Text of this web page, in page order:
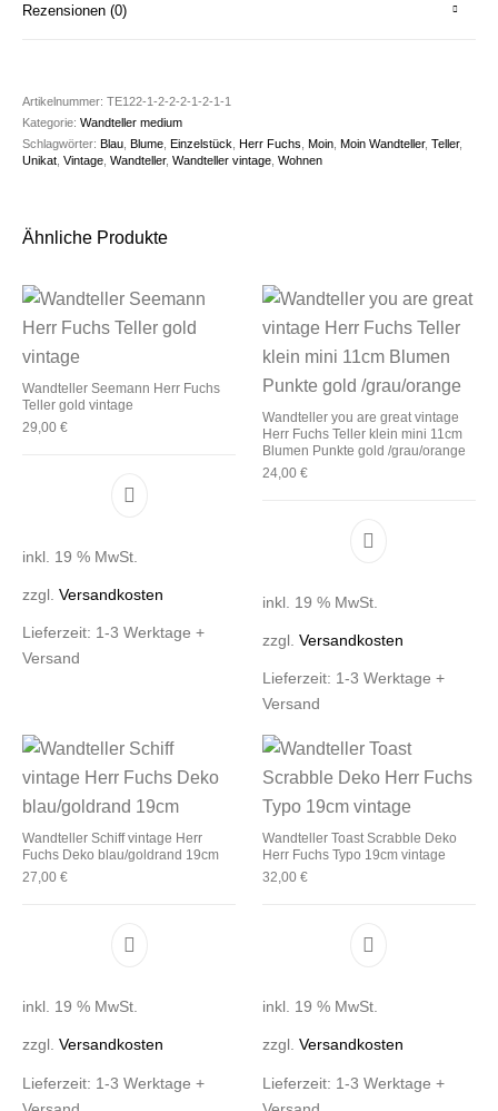
Rezensionen (0)
Artikelnummer:TE122-1-2-2-2-1-2-1-1
Kategorie:Wandteller medium
Schlagwörter:Blau ,Blume ,Einzelstück ,Herr Fuchs ,Moin ,Moin Wandteller,Teller,
Unikat ,Vintage ,Wandteller,Wandteller vintage ,Wohnen
Ähnliche Produkte
Wandteller Seemann Herr Fuchs
Teller gold vintage
29,00€
inkl. 19 % MwSt.
zzgl.Versandkosten
Lieferzeit: 1-3 Werktage +
Versand
Wandteller you are great vintage
Herr Fuchs Teller klein mini 11cm
Blumen Punkte gold /grau/orange
24,00 €
inkl. 19 % MwSt.
zzgl. Versandkosten
Lieferzeit: 1-3 Werktage +
Versand
Wandteller Schiff vintage Herr
Fuchs Deko blau/goldrand 19cm
27,00€
inkl. 19 % MwSt.
zzgl.Versandkosten
Lieferzeit: 1-3 Werktage +
Wandteller Toast Scrabble Deko
Herr Fuchs Typo 19cm vintage
32,00 €
inkl. 19 % MwSt.
zzgl. Versandkosten
Lieferzeit: 1-3 Werktage +